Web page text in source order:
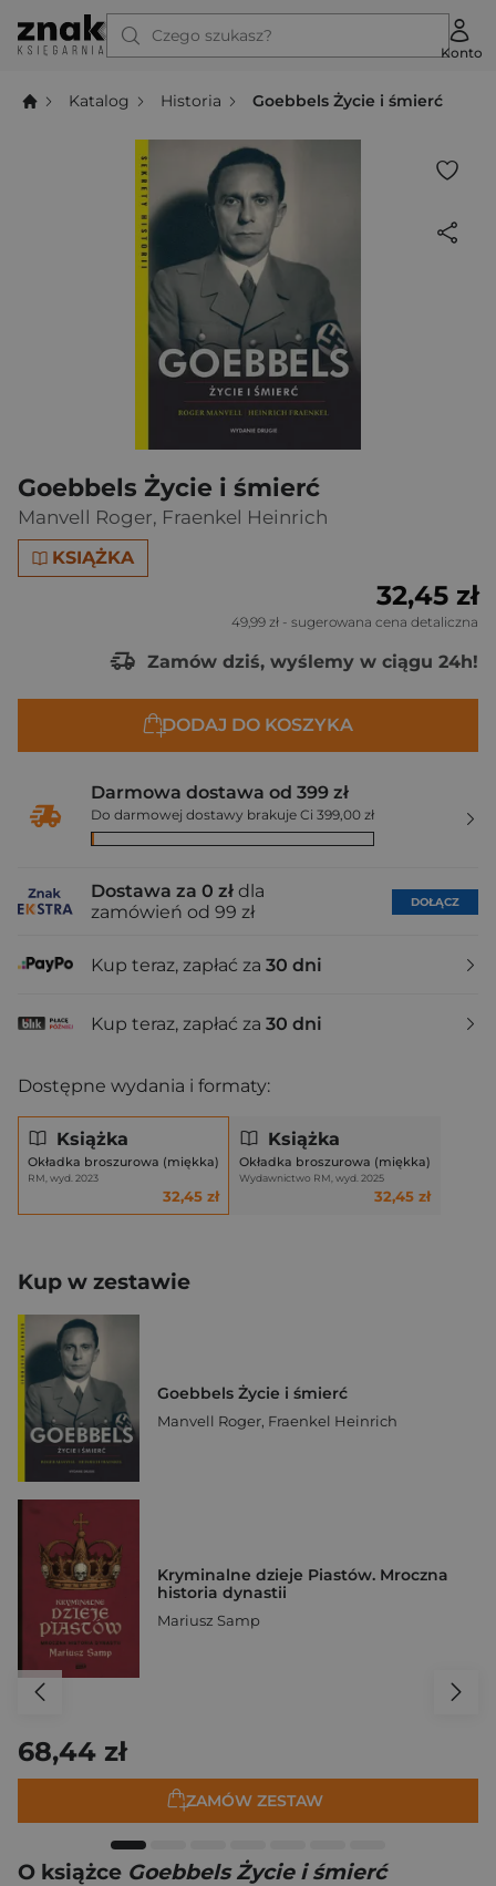
Czego szukasz?
Konto
Katalog Historia Goebbels Życie i śmierć
Goebbels Życie i śmierć
Manvell Roger, Fraenkel Heinrich
KSIĄŻKA
32,45 zł
49,99 zł - sugerowana cena detaliczna
Zamów dziś, wyślemy w ciągu 24h!
DODAJ DO KOSZYKA
Darmowa dostawa od 399 zł
Do darmowej dostawy brakuje Ci 399,00 zł
Dostawa za 0 zł dla
zamówień od 99 zł
DOŁĄCZ
Kup teraz, zapłać za 30 dni
Kup teraz, zapłać za 30 dni
Dostępne wydania i formaty:
Książka
Okładka broszurowa (miękka)
RM, wyd. 2023
32,45 zł
Książka
Okładka broszurowa (miękka)
Wydawnictwo RM, wyd. 2025
32,45 zł
Kup w zestawie
Goebbels Życie i śmierć
Manvell Roger, Fraenkel Heinrich
Kryminalne dzieje Piastów. Mroczna
historia dynastii
Mariusz Samp
68,44 zł
ZAMÓW ZESTAW
O książce Goebbels Życie i śmierć